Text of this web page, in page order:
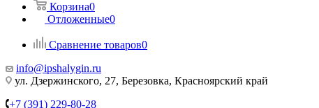
Корзина0
Отложенные0
Сравнение товаров0
info@ipshalygin.ru
ул. Дзержинского, 27, Березовка, Красноярский край
+7 (391) 229-80-28